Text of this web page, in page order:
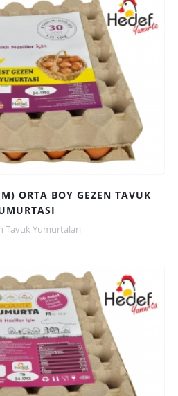
ORTA BOY GEZEN TAVUK
Tavuk Yumurtaları